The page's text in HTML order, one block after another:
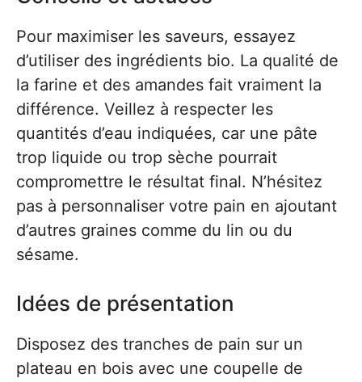
Pour maximiser les saveurs, essayez
d’utiliser des ingrédients bio. La qualité de
la farine et des amandes fait vraiment la
différence. Veillez à respecter les
quantités d’eau indiquées, car une pâte
trop liquide ou trop sèche pourrait
compromettre le résultat final. N’hésitez
pas à personnaliser votre pain en ajoutant
d’autres graines comme du lin ou du
sésame.
Idées de présentation
Disposez des tranches de pain sur un
plateau en bois avec une coupelle de